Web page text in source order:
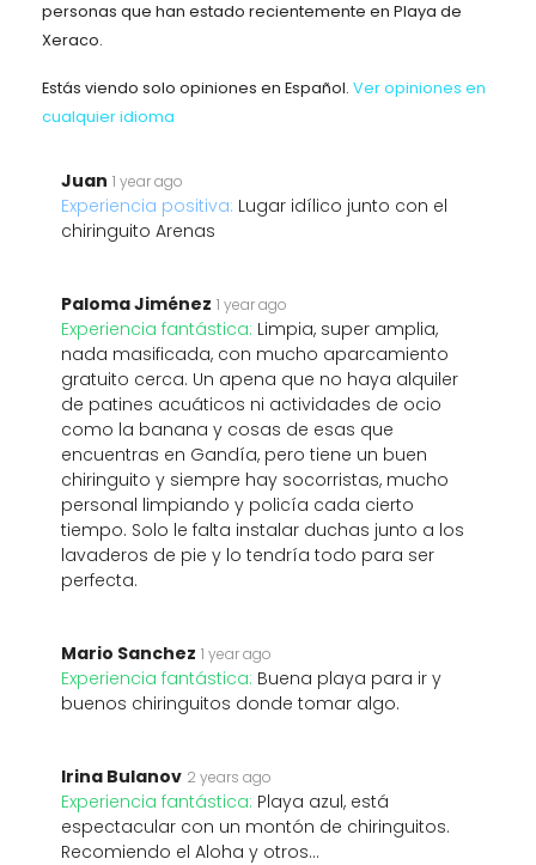
personas que han estado recientemente en Playa de
Xeraco.
Estás viendo solo opiniones en Español. Ver opiniones en
cualquier idioma
Juan 1 year ago
Experiencia positiva: Lugar idílico junto con el
chiringuito Arenas
Paloma Jiménez 1 year ago
Experiencia fantástica: Limpia, super amplia,
nada masificada, con mucho aparcamiento
gratuito cerca. Un apena que no haya alquiler
de patines acuáticos ni actividades de ocio
como la banana y cosas de esas que
encuentras en Gandía, pero tiene un buen
chiringuito y siempre hay socorristas, mucho
personal limpiando y policía cada cierto
tiempo. Solo le falta instalar duchas junto a los
lavaderos de pie y lo tendría todo para ser
perfecta.
Mario Sanchez 1 year ago
Experiencia fantástica: Buena playa para ir y
buenos chiringuitos donde tomar algo.
Irina Bulanov 2 years ago
Experiencia fantástica: Playa azul, está
espectacular con un montón de chiringuitos.
Recomiendo el Aloha y otros…